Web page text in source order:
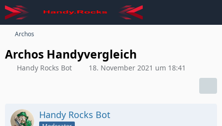
Archos
Archos Handyvergleich
Handy Rocks Bot 18. November 2021 um 18:41
Handy Rocks Bot